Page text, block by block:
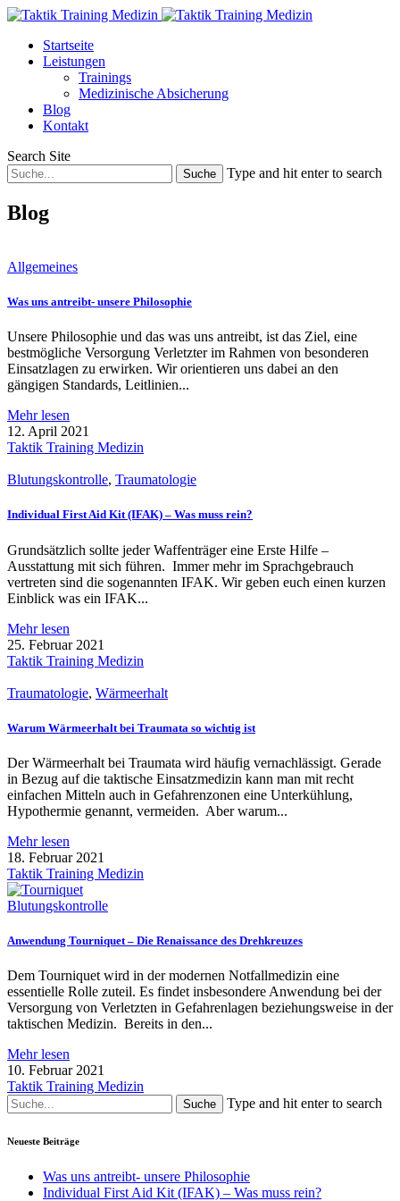
Startseite
Leistungen
Trainings
Medizinische Absicherung
Blog
Kontakt
Search Site
Type and hit enter to search
Blog
Allgemeines
Was uns antreibt- unsere Philosophie
Unsere Philosophie und das was uns antreibt, ist das Ziel, eine
bestmögliche Versorgung Verletzter im Rahmen von besonderen
Einsatzlagen zu erwirken. Wir orientieren uns dabei an den
gängigen Standards, Leitlinien...
Mehr lesen
12. April 2021
Taktik Training Medizin
Blutungskontrolle, Traumatologie
Individual First Aid Kit (IFAK) – Was muss rein?
Grundsätzlich sollte jeder Waffenträger eine Erste Hilfe –
Ausstattung mit sich führen. Immer mehr im Sprachgebrauch
vertreten sind die sogenannten IFAK. Wir geben euch einen kurzen
Einblick was ein IFAK...
Mehr lesen
25. Februar 2021
Taktik Training Medizin
Traumatologie, Wärmeerhalt
Warum Wärmeerhalt bei Traumata so wichtig ist
Der Wärmeerhalt bei Traumata wird häufig vernachlässigt. Gerade
in Bezug auf die taktische Einsatzmedizin kann man mit recht
einfachen Mitteln auch in Gefahrenzonen eine Unterkühlung,
Hypothermie genannt, vermeiden. Aber warum...
Mehr lesen
18. Februar 2021
Taktik Training Medizin
Blutungskontrolle
Anwendung Tourniquet – Die Renaissance des Drehkreuzes
Dem Tourniquet wird in der modernen Notfallmedizin eine
essentielle Rolle zuteil. Es findet insbesondere Anwendung bei der
Versorgung von Verletzten in Gefahrenlagen beziehungsweise in der
taktischen Medizin. Bereits in den...
Mehr lesen
10. Februar 2021
Taktik Training Medizin
Type and hit enter to search
Neueste Beiträge
Was uns antreibt- unsere Philosophie
Individual First Aid Kit (IFAK) – Was muss rein?